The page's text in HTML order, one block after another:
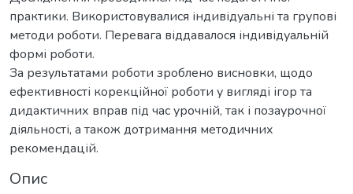
практики. Використовувалися індивідуальні та групові
методи роботи. Перевага віддавалося індивідуальній
формі роботи.
За результатами роботи зроблено висновки, щодо
ефективності корекційної роботи у вигляді ігор та
дидактичних вправ під час урочній, так і позаурочної
діяльності, а також дотримання методичних
рекомендацій.
Опис